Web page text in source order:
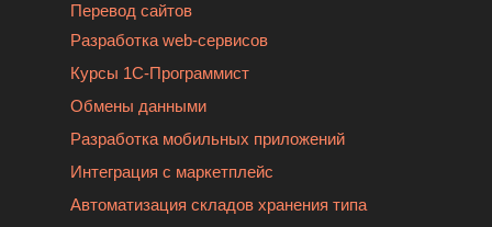
Перевод сайтов
Разработка web-сервисов
Курсы 1С-Программист
Обмены данными
Разработка мобильных приложений
Интеграция с маркетплейс
Автоматизация складов хранения типа